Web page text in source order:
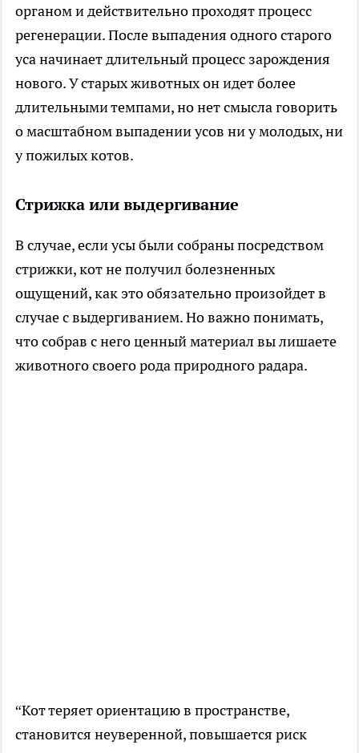
органом и действительно проходят процесс
регенерации. После выпадения одного старого
уса начинает длительный процесс зарождения
нового. У старых животных он идет более
длительными темпами, но нет смысла говорить
о масштабном выпадении усов ни у молодых, ни
у пожилых котов.
Стрижка или выдергивание
В случае, если усы были собраны посредством
стрижки, кот не получил болезненных
ощущений, как это обязательно произойдет в
случае с выдергиванием. Но важно понимать,
что собрав с него ценный материал вы лишаете
животного своего рода природного радара.
“Кот теряет ориентацию в пространстве,
становится неуверенной, повышается риск